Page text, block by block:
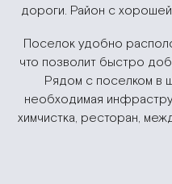
дороги. Район с
Поселок удобно
что позволит быстро
Рядом с поселком в
необходимая
химчистка, ресторан,